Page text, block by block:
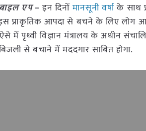
एप–इन दिनोंमानसूनी वर्षाके साथ
प्राकृतिक आपदा से बचने के लिए लोग
विज्ञान मंत्रालय के अधीन
से बचाने में मददगार साबित होगा.